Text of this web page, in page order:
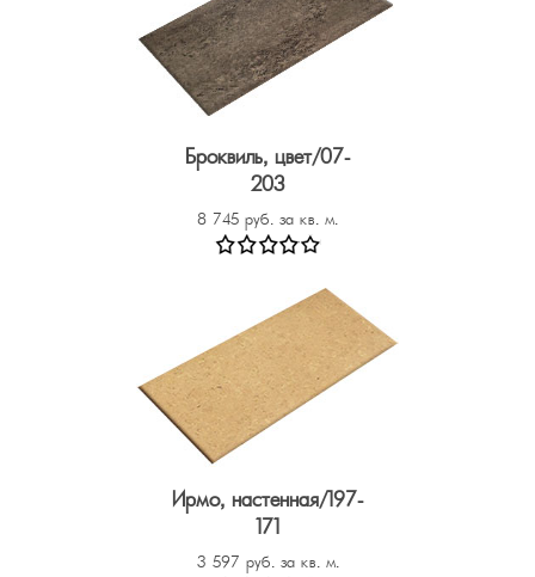
Броквиль, цвет/07-
203
8 745 руб. за кв. м.
Ирмо, настенная/197-
171
3 597 руб. за кв. м.